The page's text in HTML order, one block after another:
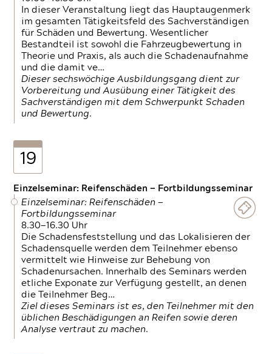
In dieser Veranstaltung liegt das Hauptaugenmerk
im gesamten Tätigkeitsfeld des Sachverständigen
für Schäden und Bewertung. Wesentlicher
Bestandteil ist sowohl die Fahrzeugbewertung in
Theorie und Praxis, als auch die Schadenaufnahme
und die damit ve…
Dieser sechswöchige Ausbildungsgang dient zur
Vorbereitung und Ausübung einer Tätigkeit des
Sachverständigen mit dem Schwerpunkt Schaden
und Bewertung.
19
Einzelseminar: Reifenschäden — Fortbildungsseminar
Einzelseminar: Reifenschäden —
Fortbildungsseminar
8.30—16.30 Uhr
Die Schadensfeststellung und das Lokalisieren der
Schadensquelle werden dem Teilnehmer ebenso
vermittelt wie Hinweise zur Behebung von
Schadenursachen. Innerhalb des Seminars werden
etliche Exponate zur Verfügung gestellt, an denen
die Teilnehmer Beg…
Ziel dieses Seminars ist es, den Teilnehmer mit den
üblichen Beschädigungen an Reifen sowie deren
Analyse vertraut zu machen.